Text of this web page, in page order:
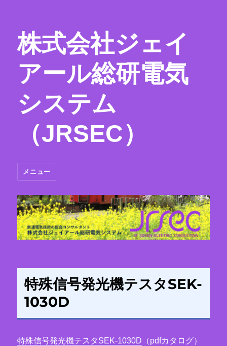
株式会社ジェイ
アール総研電気
システム
（JRSEC）
メニュー
特殊信号発光機テスタSEK-
1030D
特殊信号発光機テスタSEK-1030D （pdfカタログ）